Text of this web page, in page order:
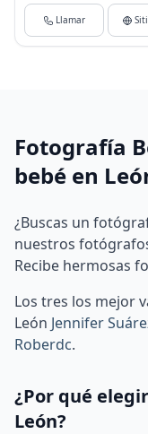
Llamar
Fotografía
bebé en
¿Buscas un
nuestros
Recibe hermosas
Los tres los mejor
León Jennifer
Roberdc.
¿Por qué
León?